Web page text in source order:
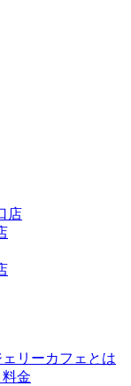
店
リーカフェとは
金